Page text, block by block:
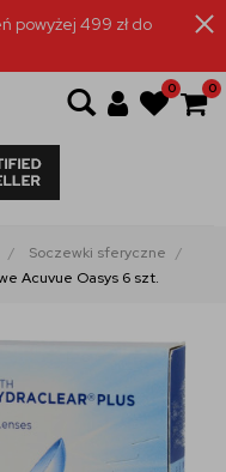
powyżej 499 zł do
0 0
Soczewki sferyczne
Acuvue Oasys 6 szt.